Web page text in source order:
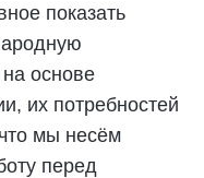
показать
основе
их потребностей
мы несём
перед